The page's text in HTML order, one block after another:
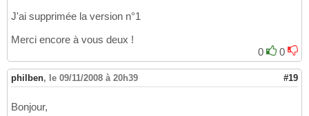
J'ai supprimée la version n°1
Merci encore à vous deux !
0
0
philben, le 09/11/2008 à 20h39 #19
Bonjour,